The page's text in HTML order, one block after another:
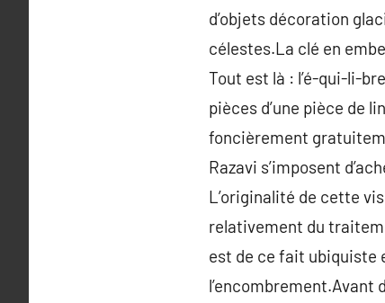
d’objets décoration
célestes.La clé en
Tout est là : l’é-qui-li-
pièces d’une pièce de
foncièrement
Razavi s’imposent
L’originalité de cette
relativement du
est de ce fait ubiquiste
l’encombrement.Avant